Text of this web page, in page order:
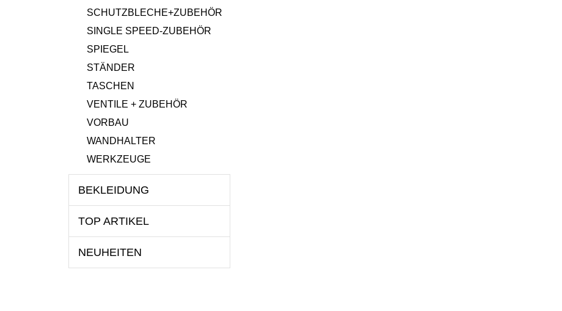
SCHUTZBLECHE+ZUBEHÖR
SINGLE SPEED-ZUBEHÖR
SPIEGEL
STÄNDER
TASCHEN
VENTILE + ZUBEHÖR
VORBAU
WANDHALTER
WERKZEUGE
BEKLEIDUNG
TOP ARTIKEL
NEUHEITEN